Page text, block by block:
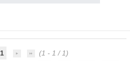
1
(1 - 1 / 1)